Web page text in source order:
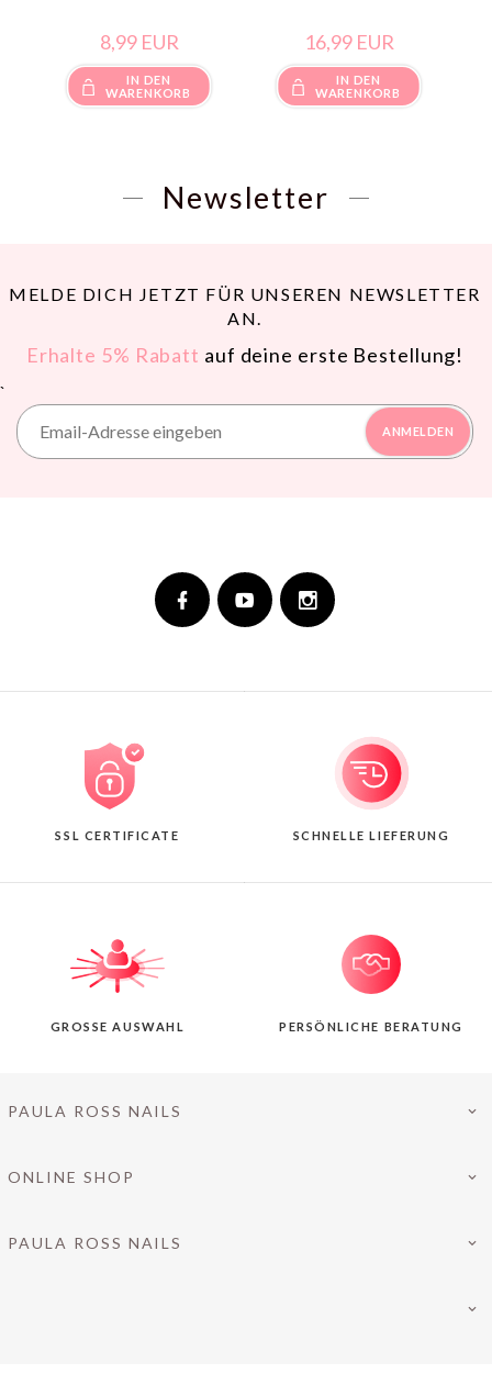
8,99 EUR
IN DEN
WARENKORB
16,99 EUR
IN DEN
WARENKORB
Newsletter
MELDE DICH JETZT FÜR UNSEREN NEWSLETTER
AN.
Erhalte 5% Rabatt auf deine erste Bestellung!
`
ANMELDEN
SSL CERTIFICATE SCHNELLE LIEFERUNG
GROSSE AUSWAHL PERSÖNLICHE BERATUNG
PAULA ROSS NAILS
ONLINE SHOP
PAULA ROSS NAILS